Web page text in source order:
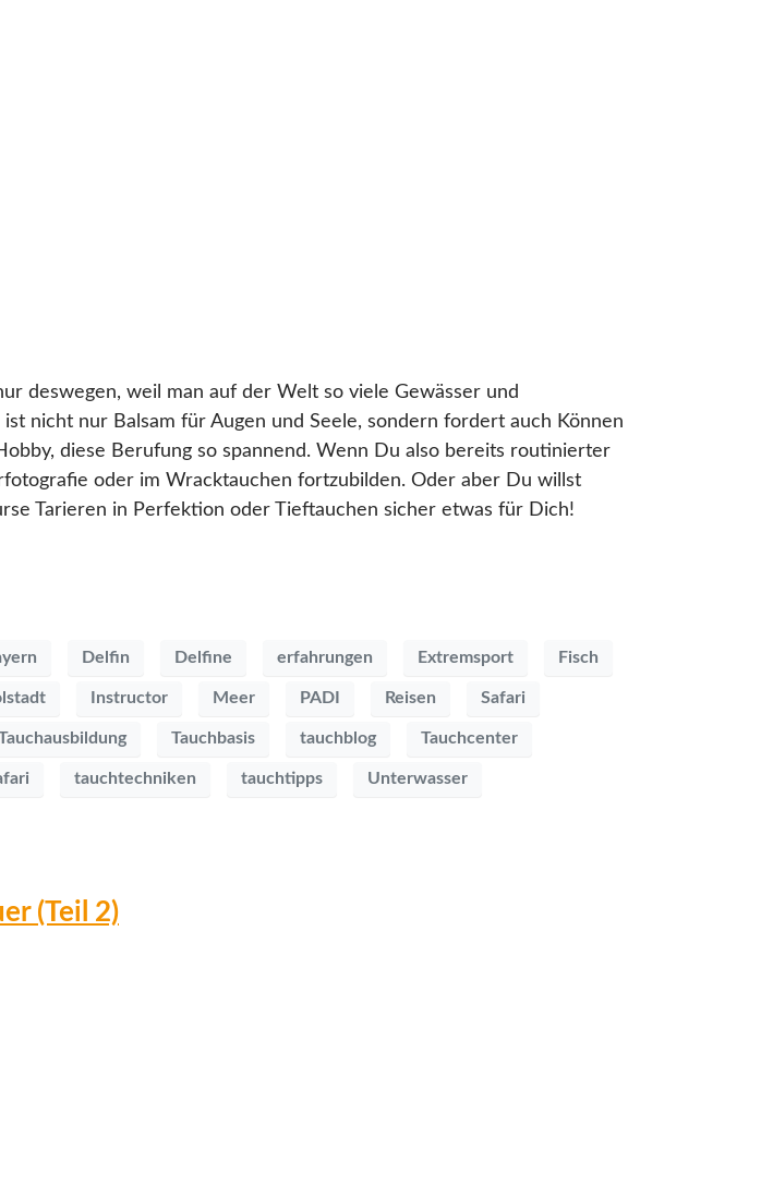
deswegen, weil man auf der Welt so viele Gewässer und
nicht nur Balsam für Augen und Seele, sondern fordert auch Können
diese Berufung so spannend. Wenn Du also bereits routinierter
oder im Wracktauchen fortzubilden. Oder aber Du willst
Tarieren in Perfektion oder Tieftauchen sicher etwas für Dich!
Delfin Delfine erfahrungen Extremsport Fisch
Instructor Meer PADI Reisen Safari
Tauchbasis tauchblog Tauchcenter
tauchtechniken tauchtipps Unterwasser
(Teil 2)